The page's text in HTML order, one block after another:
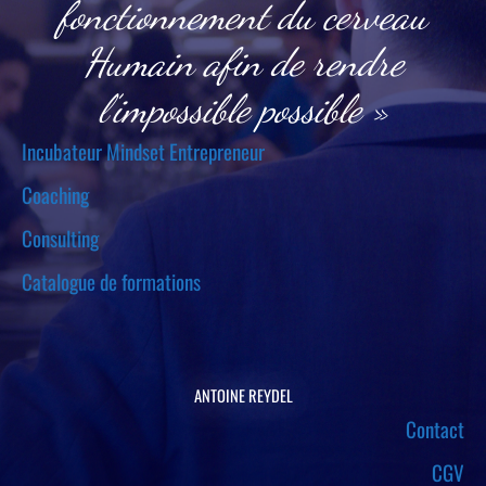
fonctionnement du cerveau
Humain afin de rendre
l’impossible possible »
Incubateur Mindset Entrepreneur
Coaching
Consulting
Catalogue de formations
ANTOINE REYDEL
Contact
CGV